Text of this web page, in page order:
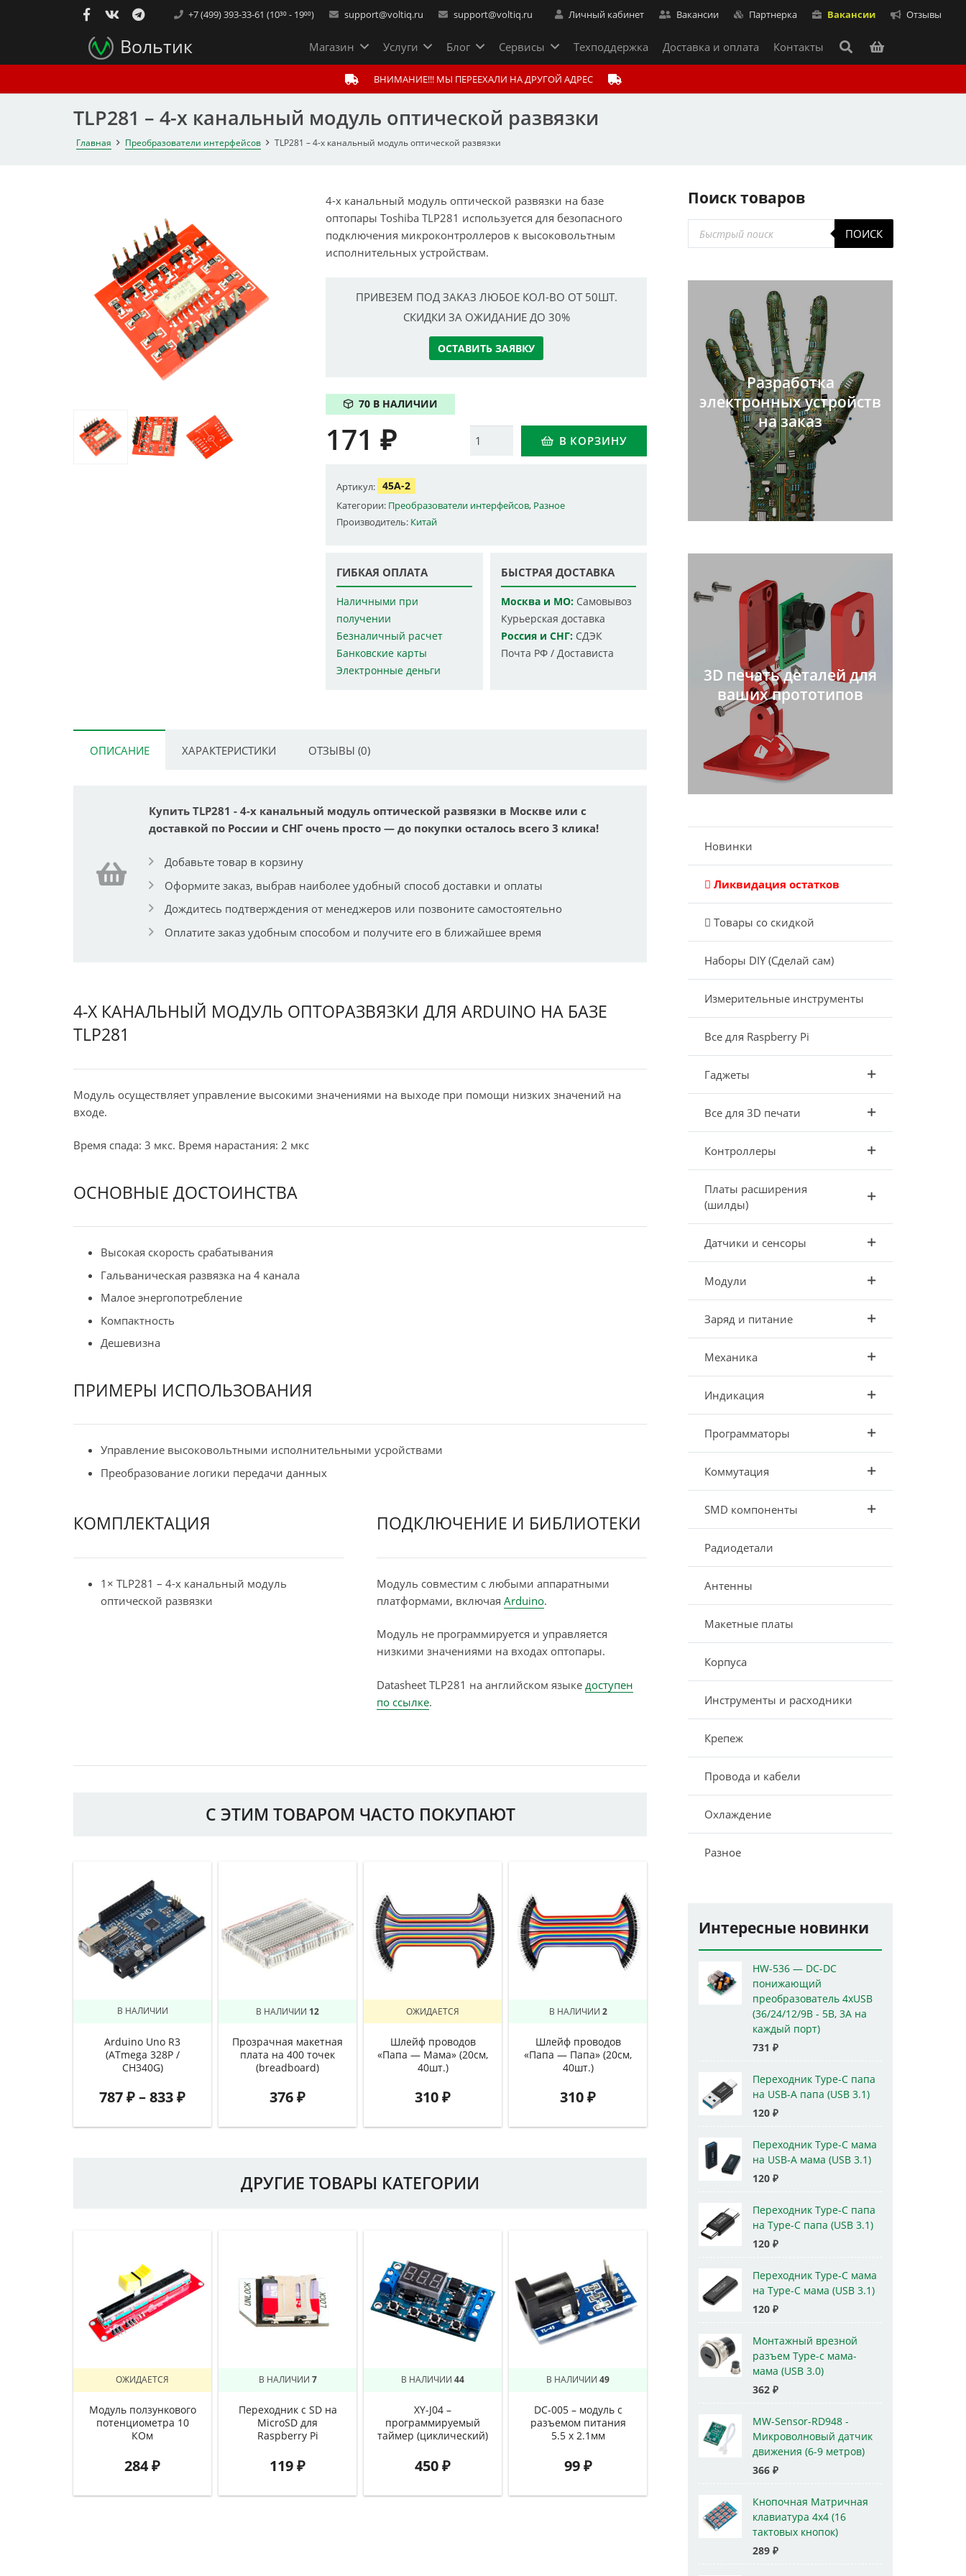
+7 (499) 393-33-61 (10³⁰ - 19⁰⁰) support@voltiq.ru support@voltiq.ru Личный кабинет Вакансии Партнерка Вакансии Отзывы
Вольтик Магазин Услуги Блог Сервисы Техподдержка Доставка и оплата Контакты
ВНИМАНИЕ!!! МЫ ПЕРЕЕХАЛИ НА ДРУГОЙ АДРЕС
TLP281 – 4-х канальный модуль оптической развязки
Главная Преобразователи интерфейсов TLP281 – 4-х канальный модуль оптической развязки
4-х канальный модуль оптической развязки на базе
оптопары Toshiba TLP281 используется для безопасного
подключения микроконтроллеров к высоковольтным
исполнительных устройствам.
ПРИВЕЗЕМ ПОД ЗАКАЗ ЛЮБОЕ КОЛ-ВО ОТ 50ШТ.
СКИДКИ ЗА ОЖИДАНИЕ ДО 30%
ОСТАВИТЬ ЗАЯВКУ
70 В НАЛИЧИИ
Количество В КОРЗИНУ
171₽
Артикул: 45A-2
Категории: Преобразователи интерфейсов, Разное
Производитель: Китай
ГИБКАЯ ОПЛАТА
Наличными при
получении
Безналичный расчет
Банковские карты
Электронные деньги
БЫСТРАЯ ДОСТАВКА
Москва и МО:Самовывоз
Курьерская доставка
Россия и СНГ:СДЭК
Почта РФ / Достависта
ОПИСАНИЕ ХАРАКТЕРИСТИКИ ОТЗЫВЫ (0)
Купить TLP281 - 4-х канальный модуль оптической развязки в Москве или с
доставкой по России и СНГ очень просто — до покупки осталось всего 3 клика!
Добавьте товар в корзину
Оформите заказ, выбрав наиболее удобный способ доставки и оплаты
Дождитесь подтверждения от менеджеров или позвоните самостоятельно
Оплатите заказ удобным способом и получите его в ближайшее время
4-Х КАНАЛЬНЫЙ МОДУЛЬ ОПТОРАЗВЯЗКИ ДЛЯ ARDUINO НА БАЗЕ
TLP281
Модуль осуществляет управление высокими значениями на выходе при помощи низких значений на
входе.
Время спада: 3 мкс. Время нарастания: 2 мкс
ОСНОВНЫЕ ДОСТОИНСТВА
Высокая скорость срабатывания
Гальваническая развязка на 4 канала
Малое энергопотребление
Компактность
Дешевизна
ПРИМЕРЫ ИСПОЛЬЗОВАНИЯ
Управление высоковольтными исполнительными усройствами
Преобразование логики передачи данных
КОМПЛЕКТАЦИЯ
1× TLP281 – 4-х канальный модуль
оптической развязки
ПОДКЛЮЧЕНИЕ И БИБЛИОТЕКИ
Модуль совместим с любыми аппаратными
платформами, включая Arduino.
Модуль не программируется и управляется
низкими значениями на входах оптопары.
Datasheet TLP281 на английском языке доступен
по ссылке.
С ЭТИМ ТОВАРОМ ЧАСТО ПОКУПАЮТ
В НАЛИЧИИ
Arduino Uno R3
(ATmega 328P /
CH340G)
787₽–833₽
В НАЛИЧИИ 12
Прозрачная макетная
плата на 400 точек
(breadboard)
376₽
ОЖИДАЕТСЯ
Шлейф проводов
«Папа — Мама» (20см,
40шт.)
310₽
В НАЛИЧИИ 2
Шлейф проводов
«Папа — Папа» (20см,
40шт.)
310₽
ДРУГИЕ ТОВАРЫ КАТЕГОРИИ
ОЖИДАЕТСЯ
Модуль ползункового
потенциометра 10
КОм
284₽
В НАЛИЧИИ 7
Переходник с SD на
MicroSD для
Raspberry Pi
119₽
В НАЛИЧИИ 44
XY-J04 –
программируемый
таймер (циклический)
450₽
В НАЛИЧИИ 49
DC-005 – модуль с
разъемом питания
5.5 х 2.1мм
99₽
Поиск товаров
Поиск
товаров
ПОИСК
Разработка
электронных устройств
на заказ
3D печать деталей для
ваших прототипов
Новинки
Ликвидация остатков
Товары со скидкой
Наборы DIY (Сделай сам)
Измерительные инструменты
Все для Raspberry Pi
Гаджеты
Все для 3D печати
Контроллеры
Платы расширения
(шилды)
Датчики и сенсоры
Модули
Заряд и питание
Механика
Индикация
Программаторы
Коммутация
SMD компоненты
Радиодетали
Антенны
Макетные платы
Корпуса
Инструменты и расходники
Крепеж
Провода и кабели
Охлаждение
Разное
Интересные новинки
HW-536 — DC-DC
понижающий
преобразователь 4xUSB
(36/24/12/9В - 5В, 3А на
каждый порт)
731 ₽
Переходник Type-C папа
на USB-A папа (USB 3.1)
120 ₽
Переходник Type-C мама
на USB-A мама (USB 3.1)
120 ₽
Переходник Type-C папа
на Type-C папа (USB 3.1)
120 ₽
Переходник Type-C мама
на Type-C мама (USB 3.1)
120 ₽
Монтажный врезной
разъем Type-c мама-
мама (USB 3.0)
362 ₽
MW-Sensor-RD948 -
Микроволновый датчик
движения (6-9 метров)
366 ₽
Кнопочная Матричная
клавиатура 4x4 (16
тактовых кнопок)
289 ₽